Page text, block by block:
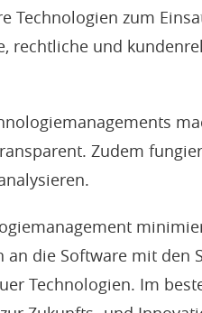
Technologien zum
rechtliche und
Zudem
die Software mit den
Technologien. Im